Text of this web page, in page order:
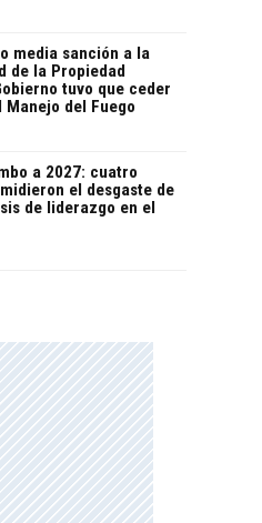
media sanción a la
de la Propiedad
tuvo que ceder
Manejo del Fuego
a 2027: cuatro
el desgaste de
de liderazgo en el